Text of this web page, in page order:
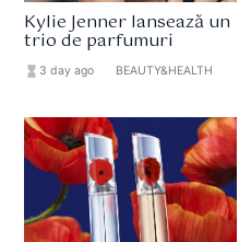
Kylie Jenner lansează un
trio de parfumuri
hourglass_full 3 day ago BEAUTY&HEALTH